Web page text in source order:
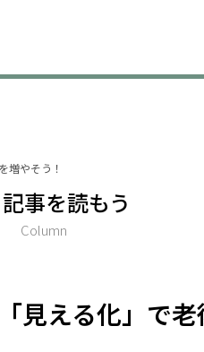
増やそう！
記事を読もう
Column
見える化」で老